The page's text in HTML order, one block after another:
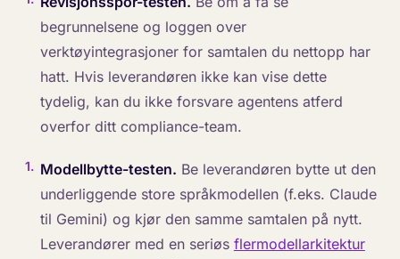
begrunnelsene og loggen over
verktøyintegrasjoner for samtalen du nettopp har
hatt. Hvis leverandøren ikke kan vise dette
tydelig, kan du ikke forsvare agentens atferd
overfor ditt compliance-team.
1. Modellbytte-testen. Be leverandøren bytte ut den
underliggende store språkmodellen (f.eks. Claude
til Gemini) og kjør den samme samtalen på nytt.
Leverandører med en seriøs flermodellarkitektur